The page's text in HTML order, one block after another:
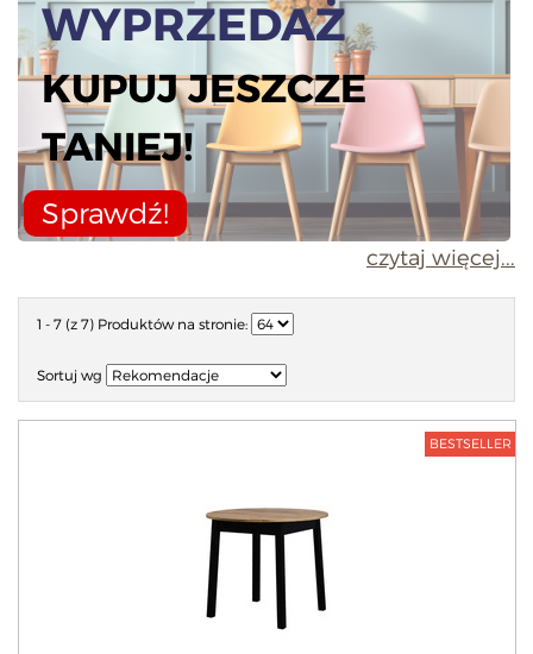
WYPRZEDAŻ
KUPUJ JESZCZE
TANIEJ!
Sprawdź!
czytaj więcej...
1 - 7 (z 7) Produktów na stronie:
Sortuj wg
BESTSELLER